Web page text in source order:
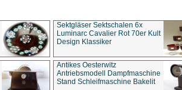
Sektgläser Sektschalen 6x
Luminarc Cavalier Rot 70er Kult
Design Klassiker
Antikes Oesterwitz
Antriebsmodell Dampfmaschine
Stand Schleifmaschine Bakelit